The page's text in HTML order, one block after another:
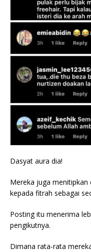
Dasyat aura dia!
Mereka juga
kepada fitrah sebagai
Posting itu menerima
pengikutnya.
Dimana rata-rata